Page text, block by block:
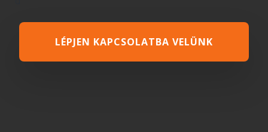
LÉPJEN KAPCSOLATBA VELÜNK